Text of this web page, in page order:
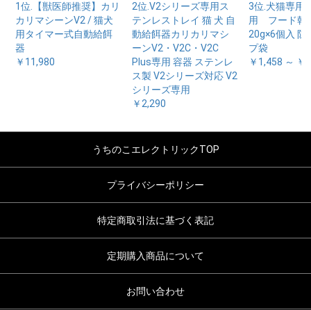
1位.【獣医師推奨】カリ
カリマシーンV2 / 猫犬
用タイマー式自動給餌
器
￥11,980
2位.V2シリーズ専用ス
テンレストレイ 猫 犬 自
動給餌器カリカリマシ
ーンV2・V2C・V2C
Plus専用 容器 ステンレ
ス製 V2シリーズ対応 V2
シリーズ専用
￥2,290
3位.犬猫専用
用 フード乾
20g×6個入 防
プ袋
￥1,458 ～ ￥
うちのこエレクトリックTOP
プライバシーポリシー
特定商取引法に基づく表記
定期購入商品について
お問い合わせ